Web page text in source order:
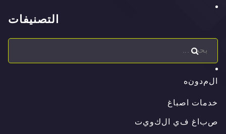
التصنيفات
ل
لمدونه
خدمات اصباغ
ال
صباغ في ا لكويت